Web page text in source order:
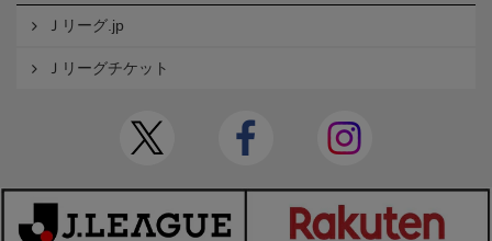
Ｊリーグ.jp
Ｊリーグチケット